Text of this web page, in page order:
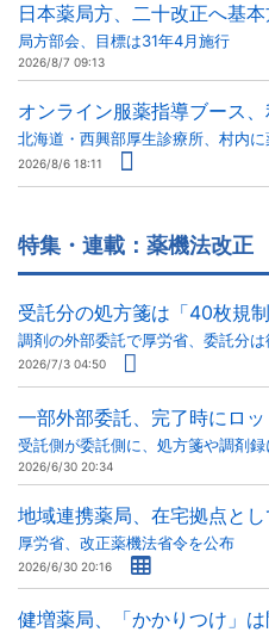
日本薬局方、二十改正へ基
局方部会、目標は31年4月施行
2026/8/7 09:13
オンライン服薬指導ブース
北海道・西興部厚生診療所、村内に
2026/8/6 18:11
特集・連載：薬機法改正
受託分の処方箋は「40枚規
調剤の外部委託で厚労省、委託分は
2026/7/3 04:50
一部外部委託、完了時にロ
受託側が委託側に、処方箋や調剤録
2026/6/30 20:34
地域連携薬局、在宅拠点と
厚労省、改正薬機法省令を公布
2026/6/30 20:16
健増薬局、「かかりつけ」